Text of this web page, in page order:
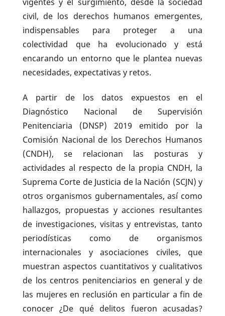
civil, de los derechos humanos emergentes,
indispensables para proteger a una
colectividad que ha evolucionado y está
encarando un entorno que le plantea nuevas
necesidades, expectativas y retos.
A partir de los datos expuestos en el
Diagnóstico Nacional de Supervisión
Penitenciaria (DNSP) 2019 emitido por la
Comisión Nacional de los Derechos Humanos
(CNDH), se relacionan las posturas y
actividades al respecto de la propia CNDH, la
Suprema Corte de Justicia de la Nación (SCJN) y
otros organismos gubernamentales, así como
hallazgos, propuestas y acciones resultantes
de investigaciones, visitas y entrevistas, tanto
periodísticas como de organismos
internacionales y asociaciones civiles, que
muestran aspectos cuantitativos y cualitativos
de los centros penitenciarios en general y de
las mujeres en reclusión en particular a fin de
conocer ¿De qué delitos fueron acusadas?